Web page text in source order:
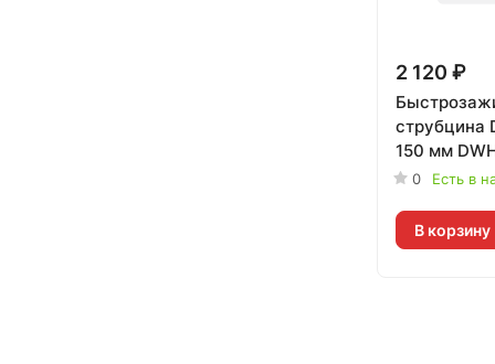
2 120 ₽
струбцина
150 мм
0 Есть в
В корзину